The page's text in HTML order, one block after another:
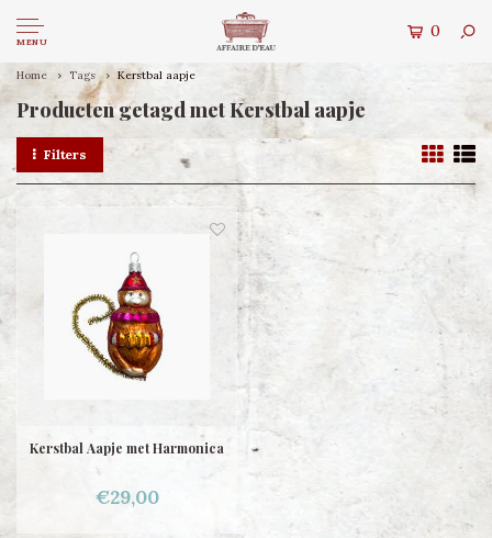
MENU
0
Home Tags Kerstbal aapje
Producten getagd met Kerstbal aapje
Filters
Kerstbal Aapje met Harmonica
€29,00